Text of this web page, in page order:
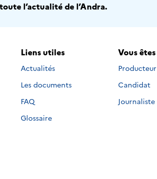
l’actualité de l’Andra.
Liens utiles
Actualités
Les documents
FAQ
Glossaire
Vous êtes
Producteur
Candidat
Journaliste